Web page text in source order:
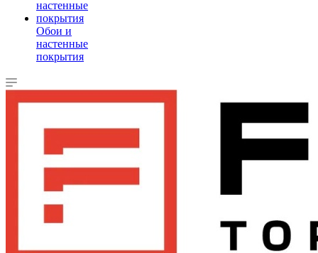
Обои и
настенные
покрытия